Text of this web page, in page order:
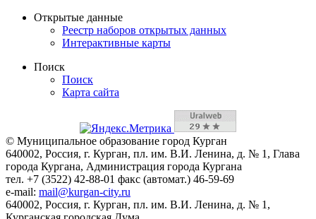
Открытые данные
Реестр наборов открытых данных
Интерактивные карты
Поиск
Поиск
Карта сайта
© Муниципальное образование город Курган
640002, Россия, г. Курган, пл. им. В.И. Ленина, д. № 1, Глава
города Кургана, Администрация города Кургана
тел. +7 (3522) 42-88-01 факс (автомат.) 46-59-69
e-mail: mail@kurgan-city.ru
640002, Россия, г. Курган, пл. им. В.И. Ленина, д. № 1,